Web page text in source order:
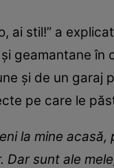
ai stil!” a
geamantane
și de un garaj
pe care le
la mine
Dar sunt ale